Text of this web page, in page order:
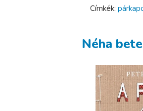
Címkék:
Néha